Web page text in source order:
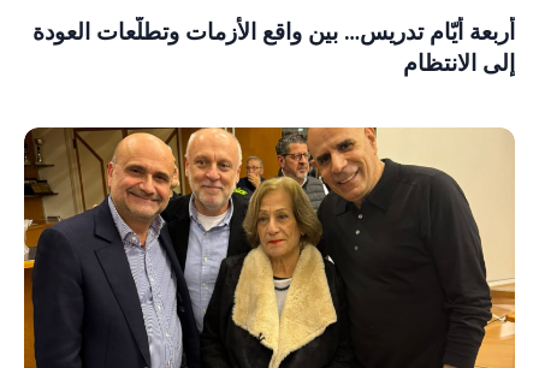
أربعة أيّام تدريس… بين واقع الأزمات وتطلّعات العودة
إلى الانتظام